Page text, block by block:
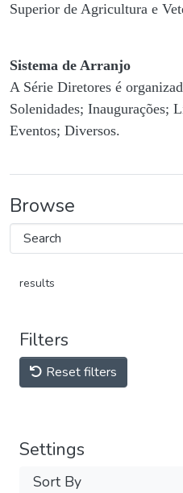
Superior de Agricultura e
Sistema de Arranjo
A Série Diretores é
Solenidades; Inaugurações;
Eventos; Diversos.
Browse
results
Filters
Reset filters
Settings
Sort By